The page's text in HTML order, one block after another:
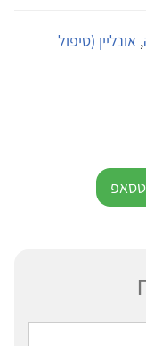
,אונליין (טיפול